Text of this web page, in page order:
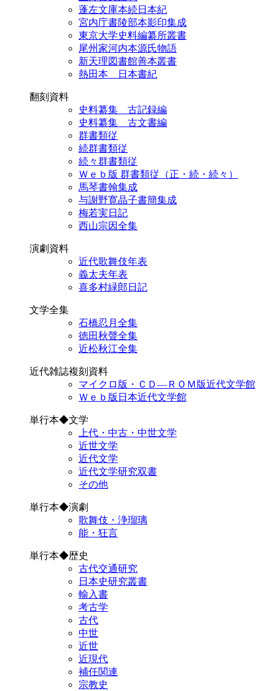
蓬左文庫本続日本紀
宮内庁書陵部本影印集成
東京大学史料編纂所叢書
尾州家河内本源氏物語
新天理図書館善本叢書
熱田本 日本書紀
翻刻資料
史料纂集 古記録編
史料纂集 古文書編
群書類従
続群書類従
続々群書類従
Ｗｅｂ版 群書類従（正・続・続々）
馬琴書翰集成
与謝野寛晶子書簡集成
梅若実日記
西山宗因全集
演劇資料
近代歌舞伎年表
義太夫年表
喜多村緑郎日記
文学全集
石橋忍月全集
徳田秋聲全集
近松秋江全集
近代雑誌複刻資料
マイクロ版・ＣＤ―ＲＯＭ版近代文学館
Ｗｅｂ版日本近代文学館
単行本◆文学
上代・中古・中世文学
近世文学
近代文学
近代文学研究双書
その他
単行本◆演劇
歌舞伎・浄瑠璃
能・狂言
単行本◆歴史
古代交通研究
日本史研究叢書
輸入書
考古学
古代
中世
近世
近現代
補任関連
宗教史